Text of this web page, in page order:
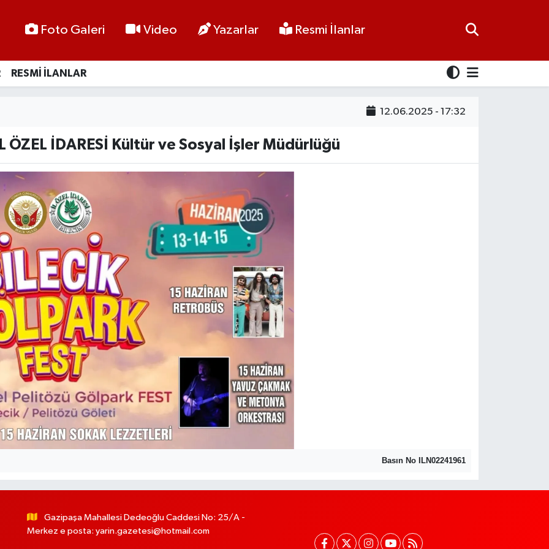
Foto Galeri Video Yazarlar Resmi İlanlar
RESMİ İLANLAR
12.06.2025 - 17:32
ÖZEL İDARESİ Kültür ve Sosyal İşler Müdürlüğü
Basın No ILN02241961
Gazipaşa Mahallesi Dedeoğlu Caddesi No: 25/A -
Merkez e posta: yarin.gazetesi@hotmail.com